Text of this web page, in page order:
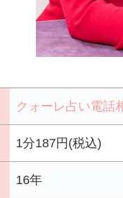
クォーレ占い電話
1分187円(税込)
16年